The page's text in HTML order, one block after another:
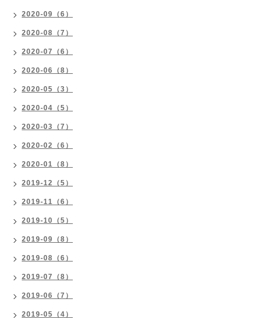
2020-09（6）
2020-08（7）
2020-07（6）
2020-06（8）
2020-05（3）
2020-04（5）
2020-03（7）
2020-02（6）
2020-01（8）
2019-12（5）
2019-11（6）
2019-10（5）
2019-09（8）
2019-08（6）
2019-07（8）
2019-06（7）
2019-05（4）